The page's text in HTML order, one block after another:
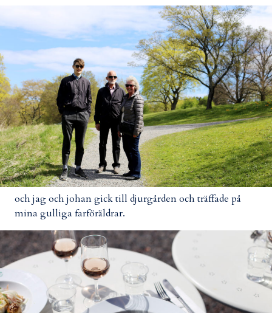
och jag och johan gick till djurgården och träffade på
mina gulliga farföräldrar.